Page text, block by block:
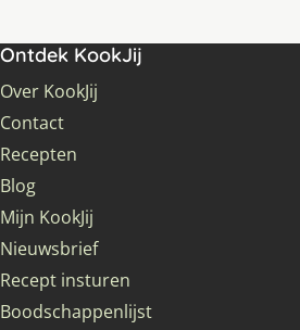
Ontdek KookJij
Over KookJij
Contact
Recepten
Blog
Mijn KookJij
Nieuwsbrief
Recept insturen
Boodschappenlijst